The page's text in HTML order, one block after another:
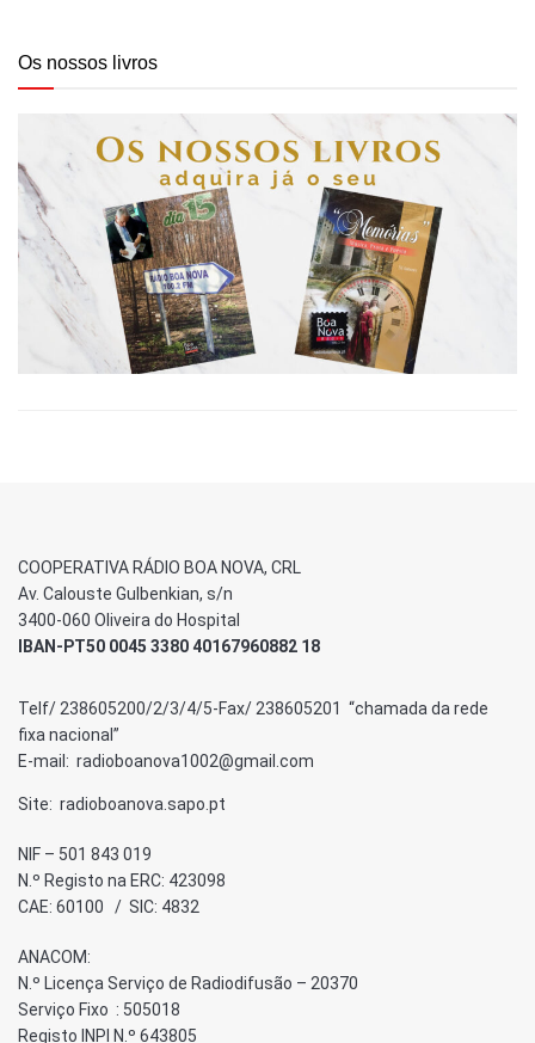
Os nossos livros
COOPERATIVA RÁDIO BOA NOVA, CRL
Av. Calouste Gulbenkian, s/n
3400-060 Oliveira do Hospital
IBAN-PT50 0045 3380 40167960882 18
Telf/ 238605200/2/3/4/5-Fax/ 238605201 “chamada da rede
fixa nacional”
E-mail: radioboanova1002@gmail.com
Site: radioboanova.sapo.pt
NIF – 501 843 019
N.º Registo na ERC: 423098
CAE: 60100 / SIC: 4832
ANACOM:
N.º Licença Serviço de Radiodifusão – 20370
Serviço Fixo : 505018
Registo INPI N.º 643805